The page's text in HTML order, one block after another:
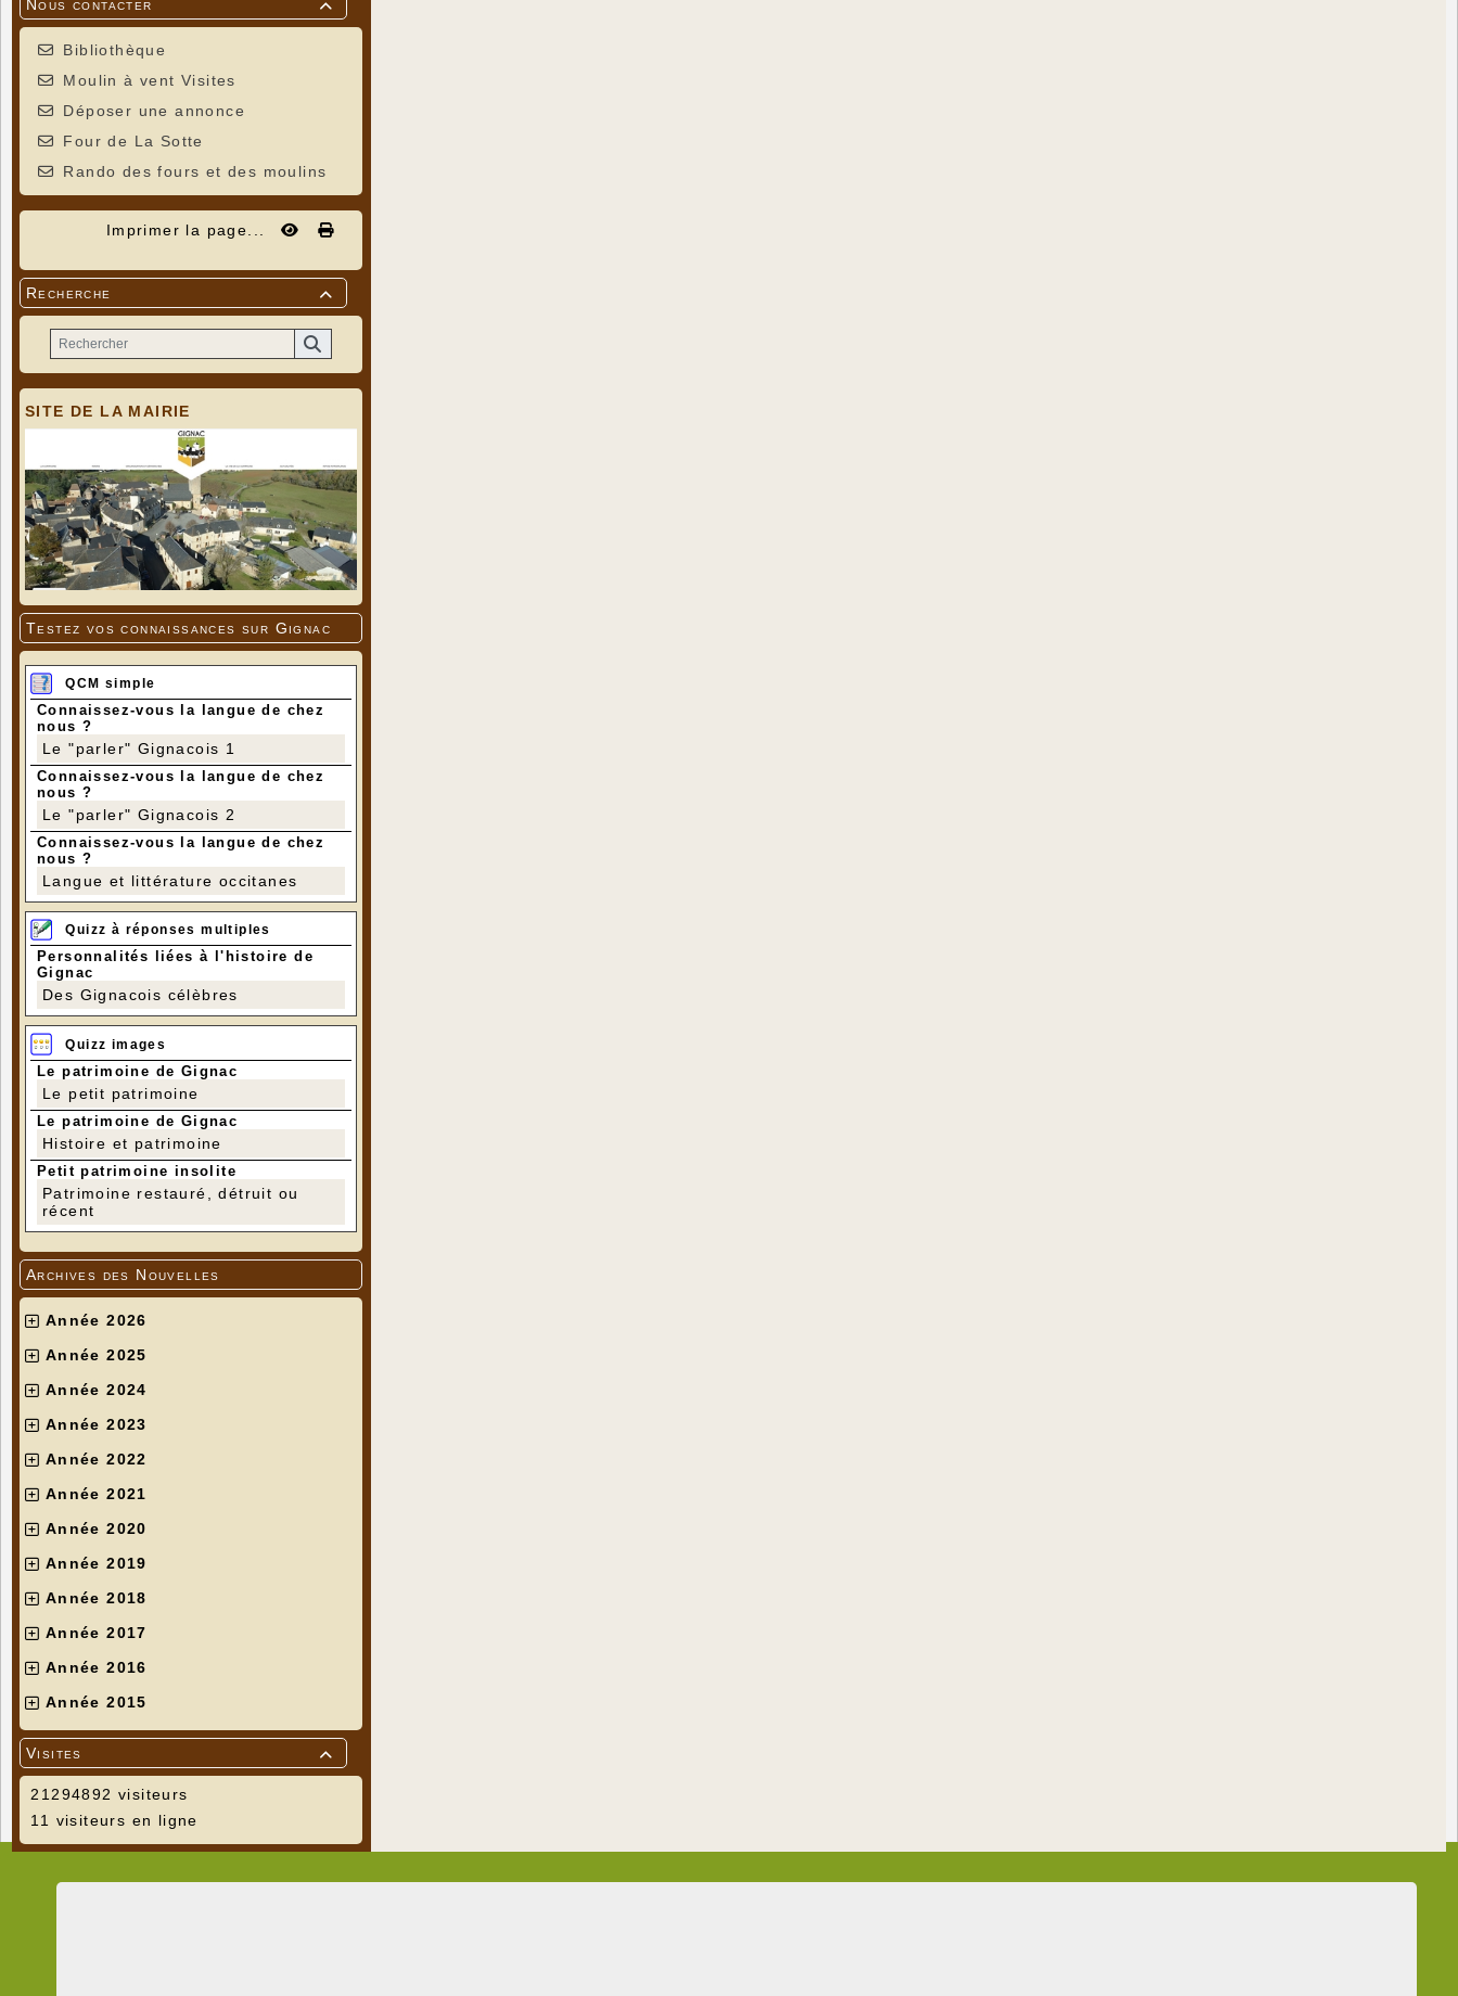

Nous contacter
Bibliothèque
Moulin à vent Visites
Déposer une annonce
Four de La Sotte
Rando des fours et des moulins
Imprimer la page...

Recherche
SITE DE LA MAIRIE
Testez vos connaissances sur Gignac
QCM simple
Connaissez-vous la langue de chez
nous ?
Le "parler" Gignacois 1
Connaissez-vous la langue de chez
nous ?
Le "parler" Gignacois 2
Connaissez-vous la langue de chez
nous ?
Langue et littérature occitanes
Quizz à réponses multiples
Personnalités liées à l'histoire de
Gignac
Des Gignacois célèbres
Quizz images
Le patrimoine de Gignac
Le petit patrimoine
Le patrimoine de Gignac
Histoire et patrimoine
Petit patrimoine insolite
Patrimoine restauré, détruit ou
récent
Archives des Nouvelles
Année 2026
Année 2025
Année 2024
Année 2023
Année 2022
Année 2021
Année 2020
Année 2019
Année 2018
Année 2017
Année 2016
Année 2015

Visites
21294892 visiteurs
11 visiteurs en ligne